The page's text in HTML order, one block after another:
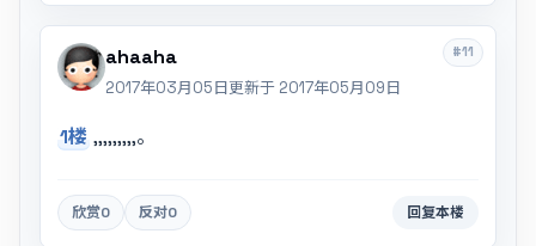
#11
ahaaha
2017年03月05日更新于 2017年05月09日
1楼 ,,,,,,,,,。
欣赏0 反对0 回复本楼